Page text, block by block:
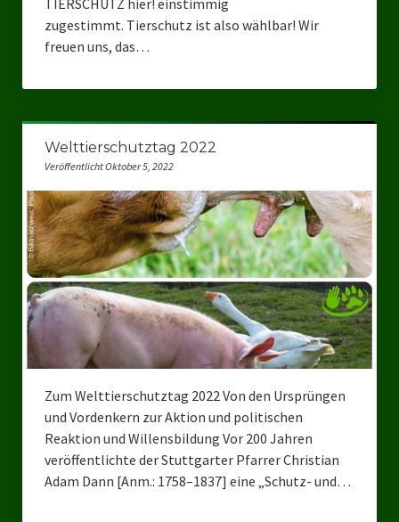
TIERSCHUTZ hier! einstimmig
zugestimmt. Tierschutz ist also wählbar! Wir
freuen uns, das…
Welttierschutztag 2022
Veröffentlicht Oktober 5, 2022
Zum Welttierschutztag 2022 Von den Ursprüngen
und Vordenkern zur Aktion und politischen
Reaktion und Willensbildung Vor 200 Jahren
veröffentlichte der Stuttgarter Pfarrer Christian
Adam Dann [Anm.: 1758–1837] eine „Schutz- und…